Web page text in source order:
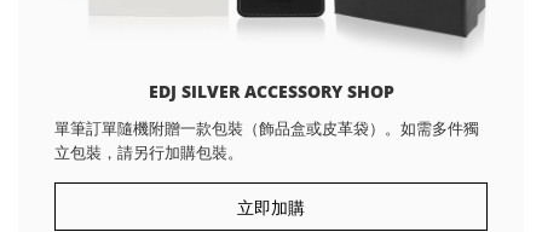
EDJ SILVER ACCESSORY SHOP
單筆訂單隨機附贈一款包裝（飾品盒或皮革袋）。如需多件獨
立包裝，請另行加購包裝。
立即加購